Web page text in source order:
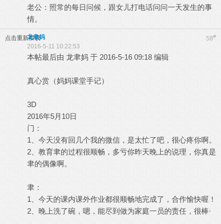
老公：照常的每日问候，跟女儿打电话问问一天发生的事
情。
点击重新加载 58#
龙聿妈
2016-5-11 10:22:53
本帖最后由 龙聿妈 于 2016-5-16 09:18 编辑
真心赏（妈妈课堂手记）
3D
2016年5月10日
门：
1、今天没有回几个我的微信，是太忙了吧，很心疼你啊。
2、教育聿的过程很顺畅，多亏你昨天晚上的说理，你真是
聿的偶像啊。
聿：
1、今天的课内课外作业都很顺畅地完成了，合作愉快喔！
2、晚上洗了碗，嗯，能尽到做为家庭一员的责任，很棒·